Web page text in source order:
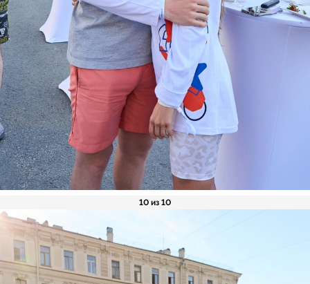
10 из 10